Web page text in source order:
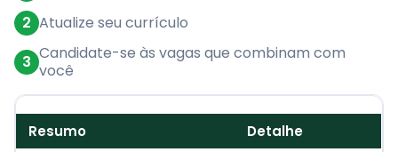
2 Atualize seu currículo
3 Candidate-se às vagas que combinam com
você
Resumo
Detalhe